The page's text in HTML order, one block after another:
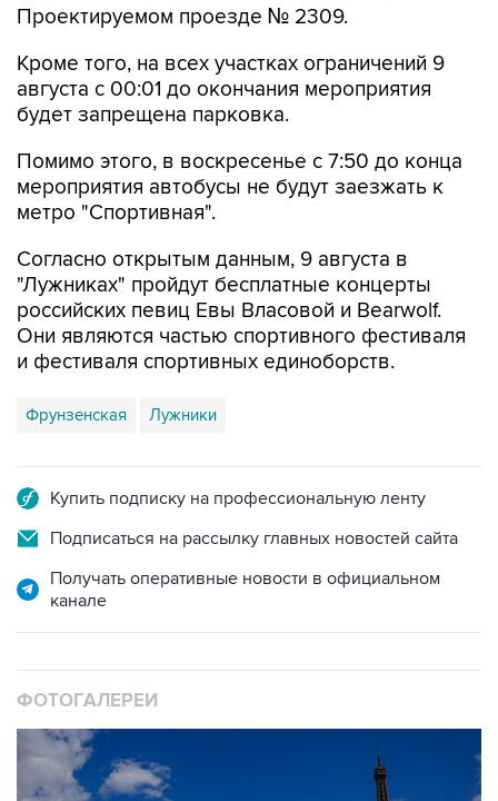
Проектируемом проезде № 2309.
Кроме того, на всех участках ограничений 9
августа с 00:01 до окончания мероприятия
будет запрещена парковка.
Помимо этого, в воскресенье с 7:50 до конца
мероприятия автобусы не будут заезжать к
метро "Спортивная".
Согласно открытым данным, 9 августа в
"Лужниках" пройдут бесплатные концерты
российских певиц Евы Власовой и Bearwolf.
Они являются частью спортивного фестиваля
и фестиваля спортивных единоборств.
Фрунзенская Лужники
Купить подписку на профессиональную ленту
Подписаться на рассылку главных новостей сайта
Получать оперативные новости в официальном
канале
ФОТОГАЛЕРЕИ